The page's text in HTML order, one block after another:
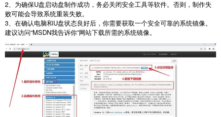
2、为确保U盘启动盘制作成功，务必关闭安全工具等软件。否则，制作失
败可能会导致系统重装失败。
3、在确认电脑和U盘状态良好后，你需要获取一个安全可靠的系统镜像。
建议访问“MSDN我告诉你”网站下载所需的系统镜像。